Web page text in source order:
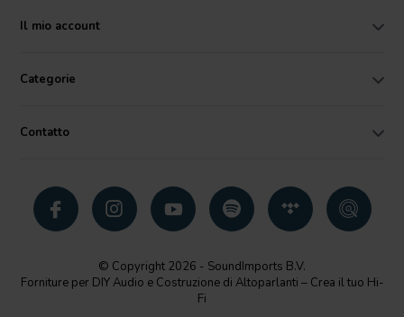
Il mio account
Categorie
Contatto
© Copyright 2026 - SoundImports B.V.
Forniture per DIY Audio e Costruzione di Altoparlanti – Crea il tuo Hi-
Fi